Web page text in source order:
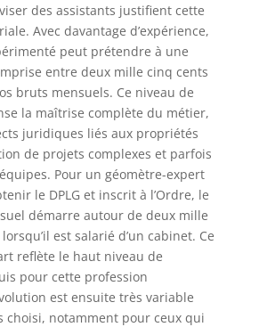
des assistants justifient cette
Avec davantage d’expérience,
peut prétendre à une
entre deux mille cinq cents
bruts mensuels. Ce niveau de
la maîtrise complète du métier,
juridiques liés aux propriétés
de projets complexes et parfois
Pour un géomètre-expert
le DPLG et inscrit à l’Ordre, le
démarre autour de deux mille
est salarié d’un cabinet. Ce
reflète le haut niveau de
pour cette profession
est ensuite très variable
choisi, notamment pour ceux qui